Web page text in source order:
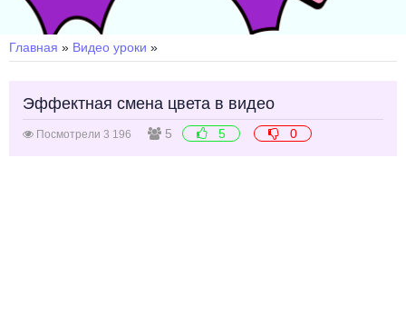
Главная » Видео уроки »
Эффектная смена цвета в видео
Посмотрели 3 196 5 5 0